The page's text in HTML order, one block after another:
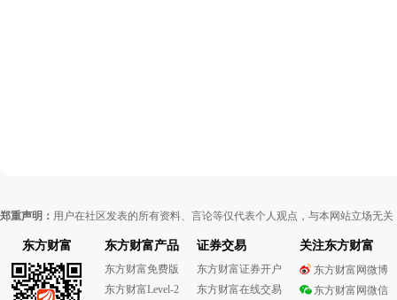
郑重声明： 用户在社区发表的所有资料、言论等仅代表个人观点，与本网站立场无
东方财富 东方财富产品
东方财富免费版
东方财富Level-2
证券交易
东方财富证券开户
东方财富在线交易
关注东方财富
东方财富网微博
东方财富网微信